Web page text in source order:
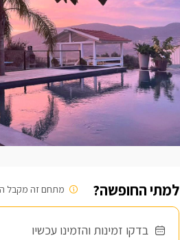
למתי החופשה? מתחם זה מקבל
בדקו זמינות והזמינו עכשיו